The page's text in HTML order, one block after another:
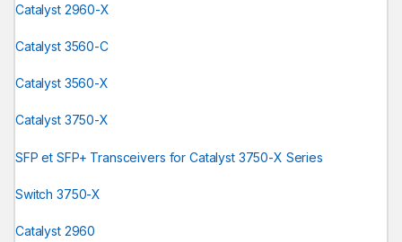
Catalyst 2960-X
Catalyst 3560-C
Catalyst 3560-X
Catalyst 3750-X
SFP et SFP+ Transceivers for Catalyst 3750-X Series
Switch 3750-X
Catalyst 2960